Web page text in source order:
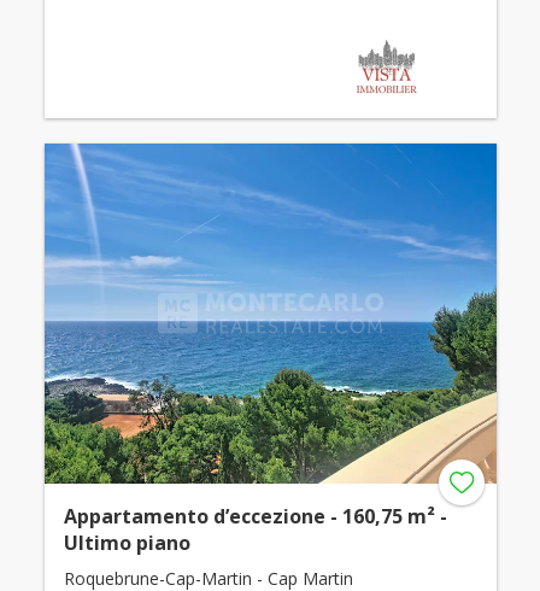
Appartamento d’eccezione - 160,75 m² -
Ultimo piano
Roquebrune-Cap-Martin - Cap Martin